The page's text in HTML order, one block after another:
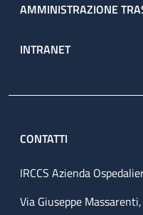
AMMINISTRAZIONE
INTRANET
CONTATTI
IRCCS Azienda
Via Giuseppe